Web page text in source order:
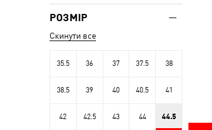
РОЗМІР
Скинути все
35.5 36 37 37.5 38
38.5 39 40 40.5 41
42 42.5 43 44 44.5